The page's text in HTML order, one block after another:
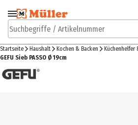
Zur Navigation
springen
Zum
Suchbegriffe / Artikelnummer
Startseite Haushalt Kochen & Backen
GEFU Sieb PASSO Ø 19cm